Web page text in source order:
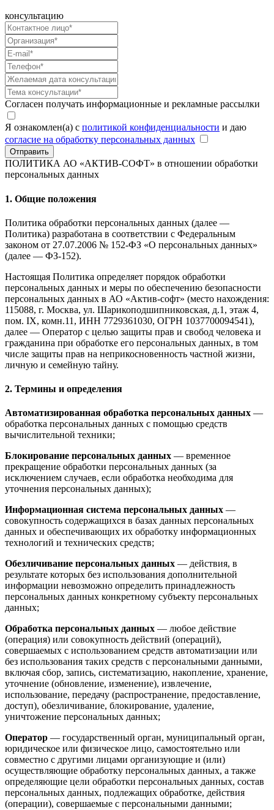
консультацию
Согласен получать информационные и рекламные рассылки
Я ознакомлен(а) с политикой конфиденциальности и даю
согласие на обработку персональных данных
Отправить
ПОЛИТИКА АО «АКТИВ-СОФТ» в отношении обработки
персональных данных
1. Общие положения
Политика обработки персональных данных (далее —
Политика) разработана в соответствии с Федеральным
законом от 27.07.2006 № 152-ФЗ «О персональных данных»
(далее — ФЗ-152).
Настоящая Политика определяет порядок обработки
персональных данных и меры по обеспечению безопасности
персональных данных в АО «Актив-софт» (место нахождения:
115088, г. Москва, ул. Шарикоподшипниковская, д.1, этаж 4,
пом. IX, комн.11, ИНН 7729361030, ОГРН 1037700094541),
далее — Оператор с целью защиты прав и свобод человека и
гражданина при обработке его персональных данных, в том
числе защиты прав на неприкосновенность частной жизни,
личную и семейную тайну.
2. Термины и определения
Автоматизированная обработка персональных данных —
обработка персональных данных с помощью средств
вычислительной техники;
Блокирование персональных данных — временное
прекращение обработки персональных данных (за
исключением случаев, если обработка необходима для
уточнения персональных данных);
Информационная система персональных данных —
совокупность содержащихся в базах данных персональных
данных и обеспечивающих их обработку информационных
технологий и технических средств;
Обезличивание персональных данных — действия, в
результате которых без использования дополнительной
информации невозможно определить принадлежность
персональных данных конкретному субъекту персональных
данных;
Обработка персональных данных — любое действие
(операция) или совокупность действий (операций),
совершаемых с использованием средств автоматизации или
без использования таких средств с персональными данными,
включая сбор, запись, систематизацию, накопление, хранение,
уточнение (обновление, изменение), извлечение,
использование, передачу (распространение, предоставление,
доступ), обезличивание, блокирование, удаление,
уничтожение персональных данных;
Оператор — государственный орган, муниципальный орган,
юридическое или физическое лицо, самостоятельно или
совместно с другими лицами организующие и (или)
осуществляющие обработку персональных данных, а также
определяющие цели обработки персональных данных, состав
персональных данных, подлежащих обработке, действия
(операции), совершаемые с персональными данными;